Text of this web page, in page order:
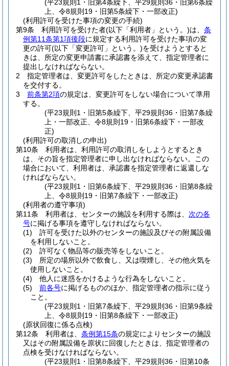
(平23規則1・旧第4条繰下、平29規則36・旧第6条繰
上、令8規則19・旧第5条繰下・一部改正)
(利用許可を受けた事項の変更の手続)
第9条
利用許可を受けた者(以下「利用者」という。)は、 条
例第11条第1項後段に規定する利用許可を受けた事項の変
更の許可(以下「変更許可」という。)を受けようとすると
きは、所定の変更申請書に承認書を添えて、指定管理者に
提出しなければならない。
2
指定管理者は、変更許可をしたときは、所定の変更承認書
を交付する。
3
前条第2項の規定は、変更許可をしない場合について準用
する。
(平23規則1・旧第5条繰下、平29規則36・旧第7条繰
上・一部改正、令8規則19・旧第6条繰下・一部改
正)
(利用許可の取消しの申出)
第10条
利用者は、利用許可の取消しをしようとするとき
は、その旨を指定管理者に申し出なければならない。
この
場合において、利用者は、承認書を指定管理者に返還しな
ければならない。
(平23規則1・旧第6条繰下、平29規則36・旧第8条繰
上、令8規則19・旧第7条繰下・一部改正)
(利用者の遵守事項)
第11条
利用者は、センターの施設を利用する際は、 次の各
号に掲げる事項を遵守しなければならない。
(1)
許可を受けた以外のセンターの施設及びその附属設備
を利用しないこと。
(2)
許可なく物品等の販売等をしないこと。
(3)
所定の場所以外で飲食し、又は喫煙し、その他火気を
使用しないこと。
(4)
他人に迷惑をかけるような行為をしないこと。
(5)
前各号に掲げるもののほか、指定管理者の指示に従う
こと。
(平23規則1・旧第7条繰下、平29規則36・旧第9条繰
上、令8規則19・旧第8条繰下・一部改正)
(原状回復に係る点検)
第12条
利用者は、 条例第15条の規定によりセンターの施設
又はその附属設備を原状に回復したときは、指定管理者の
点検を受けなければならない。
(平23規則1・旧第8条繰下、平29規則36・旧第10条